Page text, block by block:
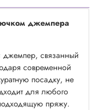
джемпера
связанный
современной
посадку, не
для любого
пряжу.